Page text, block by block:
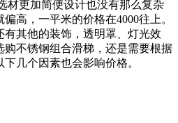
材更加简便设计也没有那么复杂
偏高，一平米的价格在4000往上。
其他的装饰，透明罩、灯光效
不锈钢组合滑梯，还是需要根据
几个因素也会影响价格。